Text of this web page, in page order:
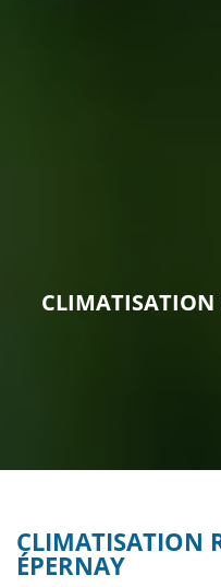
CLIMATISATION
CLIMATISATION
ÉPERNAY